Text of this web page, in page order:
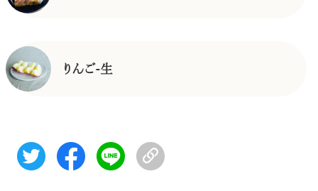
りんご-生